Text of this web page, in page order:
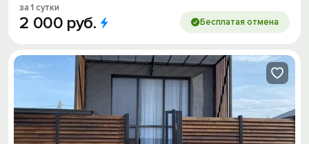
за 1 сутки
2 000 руб. Бесплатая отмена